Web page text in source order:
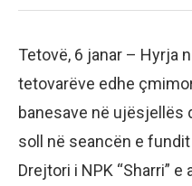
Tetovë, 6 janar – Hyrja
tetovarëve edhe
banesave në ujësjellës
soll në seancën e
Drejtori i NPK “Sharri”